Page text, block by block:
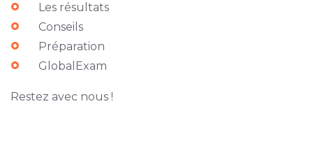
Les résultats
Conseils
Préparation
GlobalExam
Restez avec nous !